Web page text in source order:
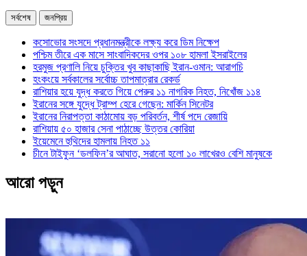
সর্বশেষ জনপ্রিয়
কসোভোর সংসদে প্রধানমন্ত্রীকে লক্ষ্য করে ডিম নিক্ষেপ
পশ্চিম তীরে এক মাসে সাংবাদিকদের ওপর ১০৮ হামলা ইসরাইলের
হরমুজ প্রণালি নিয়ে চুক্তির খুব কাছাকাছি ইরান-ওমান: আরাগচি
হংকংয়ে সর্বকালের সর্বোচ্চ তাপমাত্রার রেকর্ড
রাশিয়ার হয়ে যুদ্ধ করতে গিয়ে পেরুর ১১ নাগরিক নিহত, নিখোঁজ ১১৪
ইরানের সঙ্গে যুদ্ধে ট্রাম্প হেরে গেছেন: মার্কিন সিনেটর
ইরানের নিরাপত্তা কাঠামোয় বড় পরিবর্তন, শীর্ষ পদে রেজায়ি
রাশিয়ায় ৫০ হাজার সেনা পাঠাচ্ছে উত্তর কোরিয়া
ইয়েমেনে হুথিদের হামলায় নিহত ১১
চীনে টাইফুন ‘ডলফিন’র আঘাত, সরানো হলো ১০ লাখেরও বেশি মানুষকে
আরো পড়ুন